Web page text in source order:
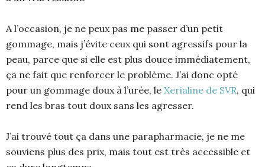
A l’occasion, je ne peux pas me passer d’un petit
gommage, mais j’évite ceux qui sont agressifs pour la
peau, parce que si elle est plus douce immédiatement,
ça ne fait que renforcer le problème. J’ai donc opté
pour un gommage doux à l’urée, le Xerialine de SVR, qui
rend les bras tout doux sans les agresser.
J’ai trouvé tout ça dans une parapharmacie, je ne me
souviens plus des prix, mais tout est très accessible et